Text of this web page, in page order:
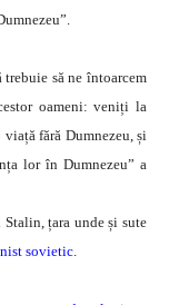
să ne întoarcem
oameni: veniți la
fără Dumnezeu, și
lor în Dumnezeu” a
țara unde și sute
sovietic.